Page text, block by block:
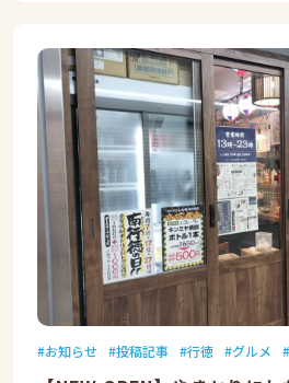
お知らせ 投稿記事 行徳 グルメ